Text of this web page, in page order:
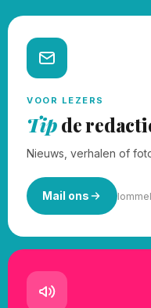
VOOR LEZERS
Tipde
Nieuws, verhalen of
Mail ons